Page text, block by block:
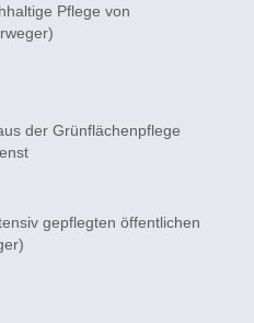
Pflege von
der Grünflächenpflege
gepflegten öffentlichen